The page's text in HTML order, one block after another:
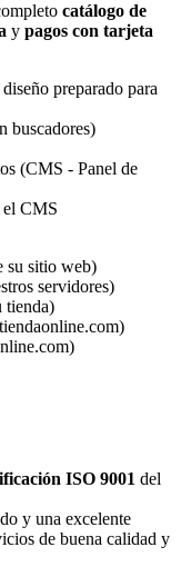
catálogo de
y pagos con tarjeta
preparado para
buscadores)
(CMS - Panel de
el CMS
su sitio web)
servidores)
tienda)
ISO 9001 del
y una excelente
de buena calidad y